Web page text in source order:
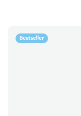
Bestseller